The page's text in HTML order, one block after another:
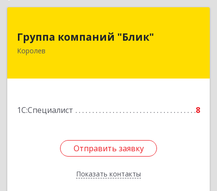
Группа компаний "Блик"
Королев
1С:Специалист 8
Отправить заявку
Показать контакты
Подробнее
Отправить заявку
Назад